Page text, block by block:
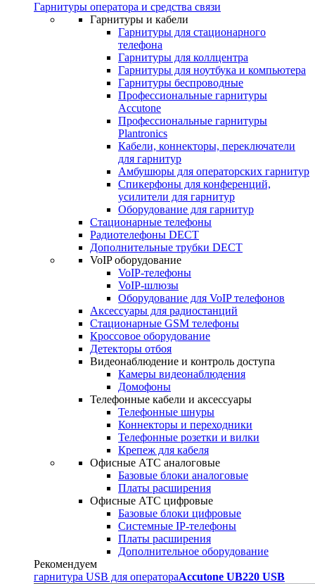
Гарнитуры оператора и средства связи
Гарнитуры и кабели
Гарнитуры для стационарного
телефона
Гарнитуры для коллцентра
Гарнитуры для ноутбука и компьютера
Гарнитуры беспроводные
Профессиональные гарнитуры
Accutone
Профессиональные гарнитуры
Plantronics
Кабели, коннекторы, переключатели
для гарнитур
Амбушюры для операторских гарнитур
Cпикерфоны для конференций,
усилители для гарнитур
Оборудование для гарнитур
Стационарные телефоны
Радиотелефоны DECT
Дополнительные трубки DECT
VoIP оборудование
VoIP-телефоны
VoIP-шлюзы
Оборудование для VoIP телефонов
Аксессуары для радиостанций
Стационарные GSM телефоны
Кроссовое оборудование
Детекторы отбоя
Видеонаблюдение и контроль доступа
Камеры видеонаблюдения
Домофоны
Телефонные кабели и аксессуары
Телефонные шнуры
Коннекторы и переходники
Телефонные розетки и вилки
Крепеж для кабеля
Офисные АТС аналоговые
Базовые блоки аналоговые
Платы расширения
Офисные АТС цифровые
Базовые блоки цифровые
Системные IP-телефоны
Платы расширения
Дополнительное оборудование
Рекомендуем
гарнитура USB для оператораAccutone UB220 USB